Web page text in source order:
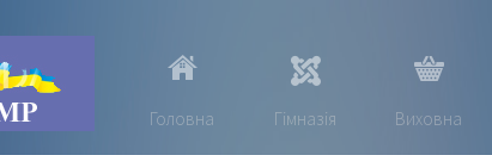
Головна Гімназія Виховна